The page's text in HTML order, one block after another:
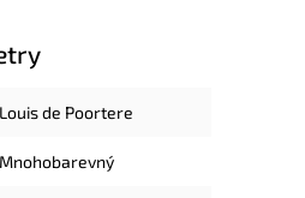
Louis de Poortere
Mnohobarevný